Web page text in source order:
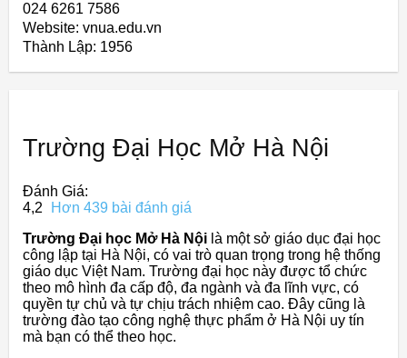
024 6261 7586
Website: vnua.edu.vn
Thành Lập: 1956
Trường Đại Học Mở Hà Nội
Đánh Giá:
4,2
Hơn 439 bài đánh giá
Trường Đại học Mở Hà Nội là một sở giáo dục đại học
công lập tại Hà Nội, có vai trò quan trọng trong hệ thống
giáo dục Việt Nam. Trường đại học này được tổ chức
theo mô hình đa cấp độ, đa ngành và đa lĩnh vực, có
quyền tự chủ và tự chịu trách nhiệm cao. Đây cũng là
trường đào tạo công nghệ thực phẩm ở Hà Nội uy tín
mà bạn có thể theo học.